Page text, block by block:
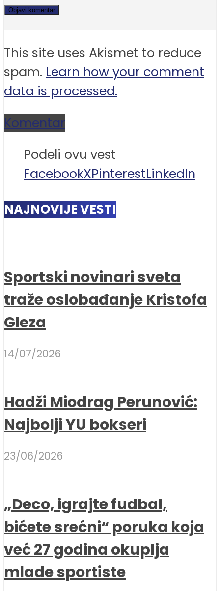
This site uses Akismet to reduce
spam. Learn how your comment
data is processed.
Komentar
Podeli ovu vest
FacebookXPinterestLinkedIn
NAJNOVIJE VESTI
Sportski novinari sveta
traže oslobađanje Kristofa
Gleza
14/07/2026
Hadži Miodrag Perunović:
Najbolji YU bokseri
23/06/2026
„Deco, igrajte fudbal,
bićete srećni“ poruka koja
već 27 godina okuplja
mlade sportiste